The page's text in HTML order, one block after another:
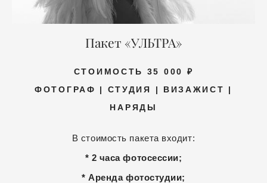
Пакет «УЛЬТРА»
СТОИМОСТЬ 35 000 ₽
ФОТОГРАФ | СТУДИЯ | ВИЗАЖИСТ |
НАРЯДЫ
В стоимость пакета входит:
* 2 часа фотосессии;
* Аренда фотостудии;